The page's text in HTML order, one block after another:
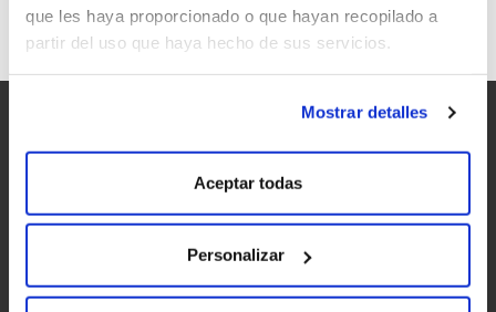
que les haya proporcionado o que hayan recopilado a
partir del uso que haya hecho de sus servicios.
Mostrar detalles
Aceptar todas
Personalizar